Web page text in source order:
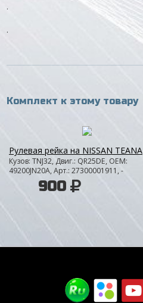
.
.
Комплект к этому товару
Рулевая рейка на NISSAN TEANA
Кузов: TNJ32, Двиг.: QR25DE, OEM:
49200JN20A, Арт.: 27300001911, -
900